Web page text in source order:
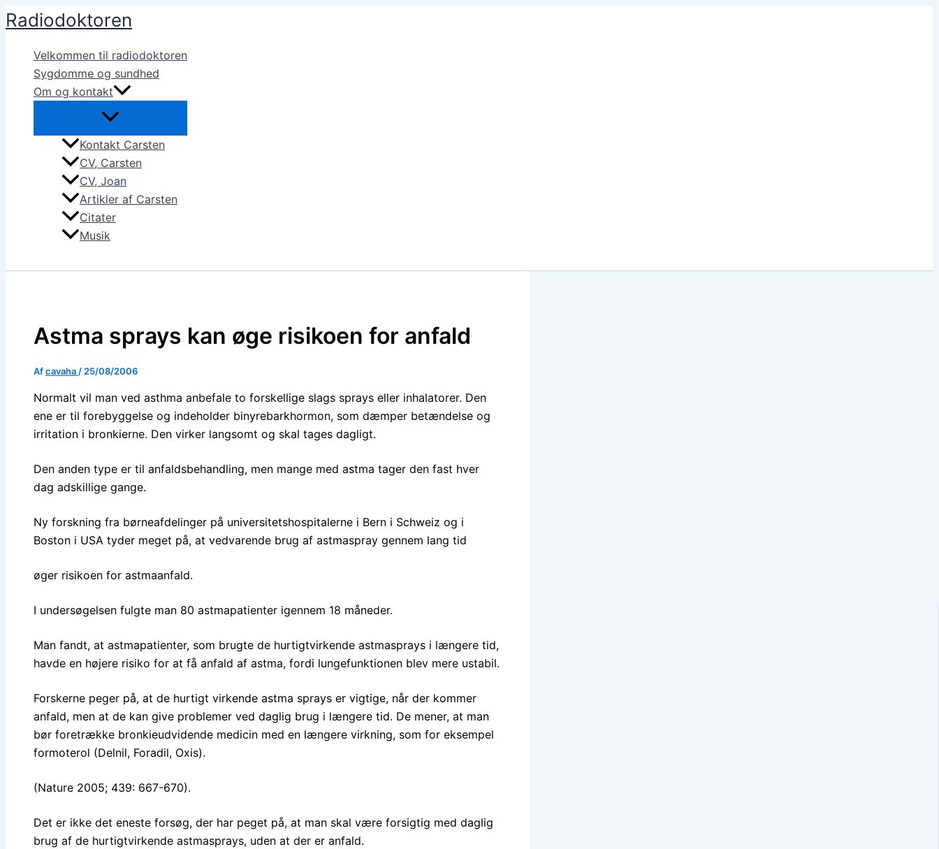
Gå
til
indholdet
Radiodoktoren
Velkommen til radiodoktoren
Sygdomme og sundhed
Om og kontakt
Kontakt Carsten
CV, Carsten
CV, Joan
Artikler af Carsten
Citater
Musik
Astma sprays kan øge risikoen for anfald
Afcavaha / 25/08/2006
Normalt vil man ved asthma anbefale to forskellige slags sprays eller inhalatorer. Den
ene er til forebyggelse og indeholder binyrebarkhormon, som dæmper betændelse og
irritation i bronkierne. Den virker langsomt og skal tages dagligt.
Den anden type er til anfaldsbehandling, men mange med astma tager den fast hver
dag adskillige gange.
Ny forskning fra børneafdelinger på universitetshospitalerne i Bern i Schweiz og i
Boston i USA tyder meget på, at vedvarende brug af astmaspray gennem lang tid
øger risikoen for astmaanfald.
I undersøgelsen fulgte man 80 astmapatienter igennem 18 måneder.
Man fandt, at astmapatienter, som brugte de hurtigtvirkende astmasprays i længere tid,
havde en højere risiko for at få anfald af astma, fordi lungefunktionen blev mere ustabil.
Forskerne peger på, at de hurtigt virkende astma sprays er vigtige, når der kommer
anfald, men at de kan give problemer ved daglig brug i længere tid. De mener, at man
bør foretrække bronkieudvidende medicin med en længere virkning, som for eksempel
formoterol (Delnil, Foradil, Oxis).
(Nature 2005; 439: 667-670).
Det er ikke det eneste forsøg, der har peget på, at man skal være forsigtig med daglig
brug af de hurtigtvirkende astmasprays, uden at der er anfald.